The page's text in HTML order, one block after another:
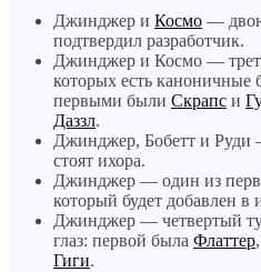
Джинджер и Космо —
подтвердил разработчик.
Джинджер и Космо —
которых есть каноничные
первыми были Скрапс и
Даззл.
Джинджер, Бобетт и Руди
стоят ихора.
Джинджер — один из
который будет добавлен в
Джинджер — четвертый
глаз: первой была Флаттер
Гиги.